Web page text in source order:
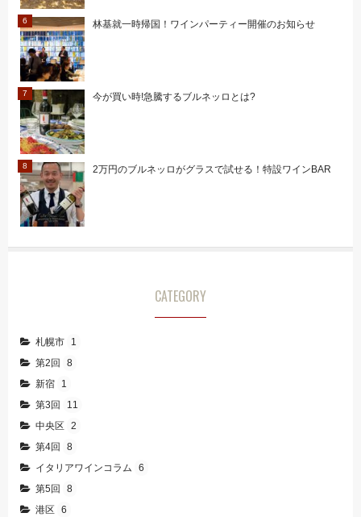
林基就一時帰国！ワインパーティー開催のお知らせ
今が買い時!急騰するブルネッロとは?
2万円のブルネッロがグラスで試せる！特設ワインBAR
CATEGORY
札幌市
1
第2回
8
新宿
1
第3回
11
中央区
2
第4回
8
イタリアワインコラム
6
第5回
8
港区
6